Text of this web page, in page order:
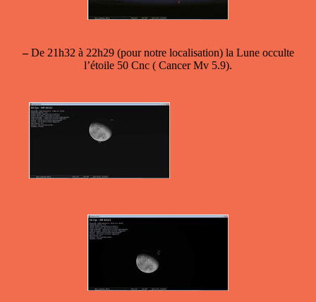
–De 21h32 à 22h29 (pour notre localisation) la Lune occulte
l’étoile 50 Cnc ( Cancer Mv 5.9).